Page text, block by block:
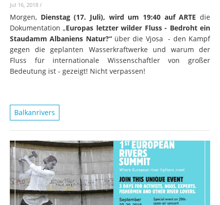
Jul 16, 2018 /
Morgen, Dienstag (17. Juli), wird um 19:40 auf ARTE die
Dokumentation „Europas letzter wilder Fluss - Bedroht ein
Staudamm Albaniens Natur?“über die Vjosa - den Kampf
gegen die geplanten Wasserkraftwerke und warum der
Fluss für internationale Wissenschaftler von großer
Bedeutung ist - gezeigt! Nicht verpassen!
Balkanrivers